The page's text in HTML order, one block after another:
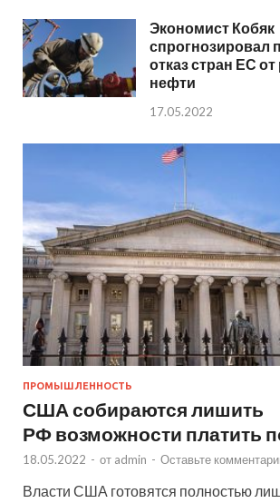
Экономист Кобяк
спрогнозировал
отказ стран ЕС
нефти
17.05.2022
ПРОМЫШЛЕННОСТЬ
США собираются лишить
РФ возможности платить
18.05.2022 - от admin - Оставьте
Власти США готовятся полностью